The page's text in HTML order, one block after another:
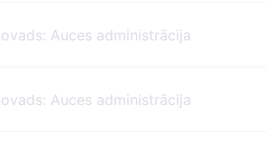
Auces administrācija
Auces administrācija